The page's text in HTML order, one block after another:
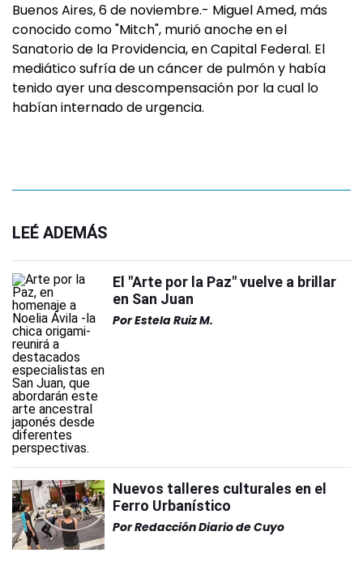
Buenos Aires, 6 de noviembre.- Miguel Amed, más
conocido como "Mitch", murió anoche en el
Sanatorio de la Providencia, en Capital Federal. El
mediático sufría de un cáncer de pulmón y había
tenido ayer una descompensación por la cual lo
habían internado de urgencia.
LEÉ ADEMÁS
El "Arte por la Paz" vuelve a brillar
en San Juan
PorEstela Ruiz M.
Nuevos talleres culturales en el
Ferro Urbanístico
PorRedacción Diario de Cuyo